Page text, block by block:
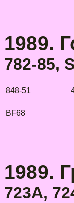
1989.
782-85,
848-51
BF68
1989.
723A,